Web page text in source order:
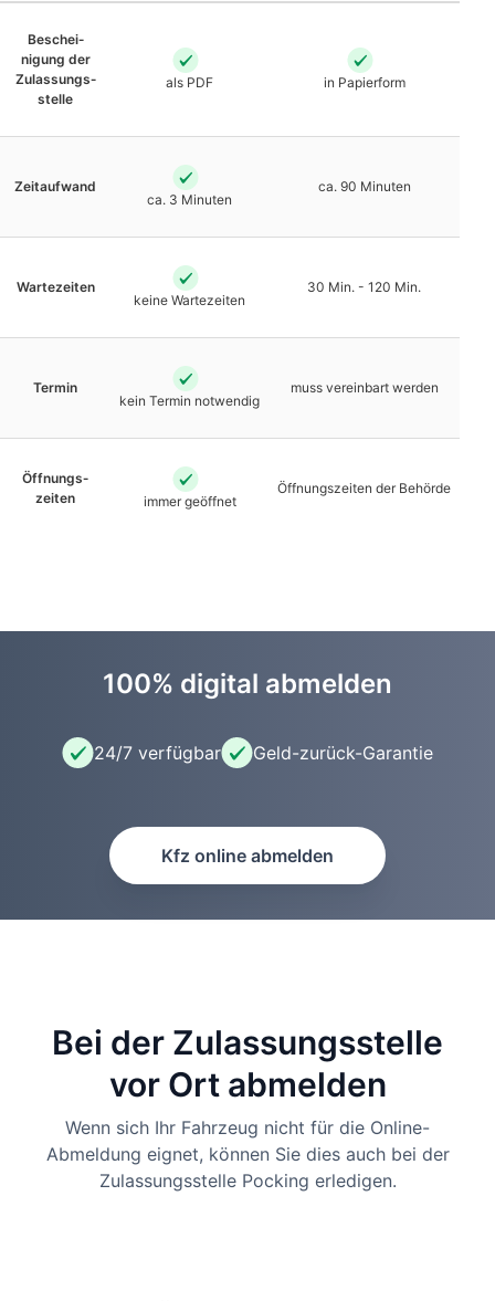
Beschei­
nigung der
Zulassungs­
stelle
als PDF in Papierform
Zeit­aufwand
ca. 3 Minuten
ca. 90 Minuten
Warte­zeiten
keine Warte­zeiten
30 Min. - 120 Min.
Termin
kein Termin notwendig
muss vereinbart werden
Öffnungs­
zeiten
immer geöffnet
Öffnungs­zeiten der Behörde
100% digital abmelden
24/7 verfügbar Geld-zurück-Garantie
Kfz online abmelden
Bei der Zulassungsstelle
vor Ort abmelden
Wenn sich Ihr Fahrzeug nicht für die Online-
Abmeldung eignet, können Sie dies auch bei der
Zulassungsstelle Pocking erledigen.